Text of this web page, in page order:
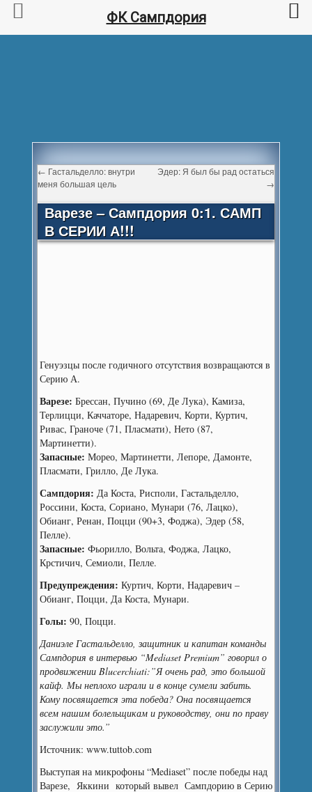
← Гастальделло: внутри
меня большая цель
Эдер: Я был бы рад остаться
→
Варезе – Сампдория 0:1. САМП
В СЕРИИ А!!!
Генуэзцы после годичного отсутствия возвращаются в
Серию А.
Варезе: Брессан, Пучино (69, Де Лука), Камиза,
Терлицци, Каччаторе, Надаревич, Корти, Куртич,
Ривас, Граноче (71, Пласмати), Нето (87,
Мартинетти).
Запасные: Морео, Мартинетти, Лепоре, Дамонте,
Пласмати, Грилло, Де Лука.
Сампдория: Да Коста, Рисполи, Гастальделло,
Россини, Коста, Сориано, Мунари (76, Лацко),
Обианг, Ренан, Поцци (90+3, Фоджа), Эдер (58,
Пелле).
Запасные:Фьорилло, Вольта, Фоджа, Лацко,
Крстичич, Семиоли, Пелле.
Предупреждения: Куртич, Корти, Надаревич –
Обианг, Поцци, Да Коста, Мунари.
Голы: 90, Поцци.
Даниэле Гастальделло, защитник и капитан команды
Сампдория в интервью “Mediaset Premium” говорил о
продвижении Blucerchiati:”Я очень рад, это большой
кайф. Мы неплохо играли и в конце сумели забить.
Кому посвящается эта победа? Она посвящается
всем нашим болельщикам и руководству, они по праву
заслужили это.”
Источник: www.tuttob.com
Выступая на микрофоны “Mediaset” после победы над
Варезе, Яккини который вывел Сампдорию в Серию
ФК Сампдория